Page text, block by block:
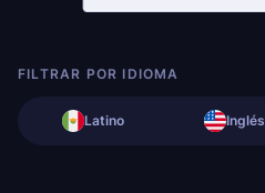
FILTRAR POR IDIOMA
Latino Inglés